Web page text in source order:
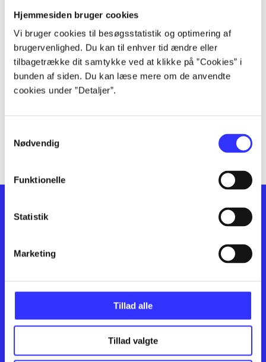
Hjemmesiden bruger cookies
Vi bruger cookies til besøgsstatistik og optimering af
brugervenlighed. Du kan til enhver tid ændre eller
tilbagetrække dit samtykke ved at klikke på ”Cookies” i
bunden af siden. Du kan læse mere om de anvendte
cookies under ”Detaljer”.
Nødvendig
Funktionelle
Statistik
Marketing
Tillad alle
Tillad valgte
lorem ipsum dolor sit amet ...
lorem ipsum dolor sit amet ...
lorem ipsum dolor sit amet ...
lorem ipsum dolor sit amet ...
lorem ipsum dolor sit amet ...
lorem ipsum dolor sit amet ...
lorem ipsum dolor sit amet ...
Kontakt os
Artikler
Film
Musik